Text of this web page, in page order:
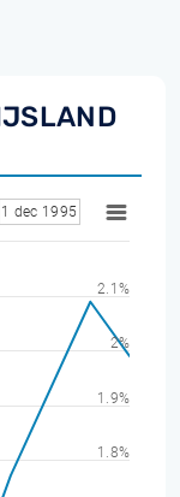
1 dec 1995
1.8%
1.9%
2%
2.1%